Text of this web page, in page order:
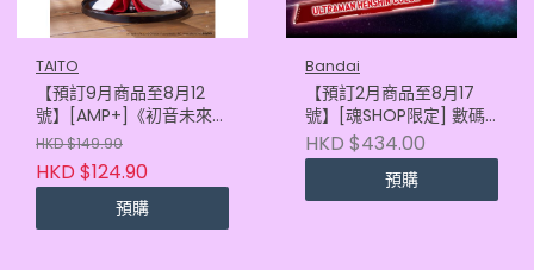
TAITO
【預訂9月商品至8月12
號】[AMP+]《初音未來》
雪初音 -ALL STARS
2013ver-
(840342405657)
HKD $149.90
HKD $124.90
預購
Bandai
【預訂2月商品至8月17
號】[魂SHOP限定] 數碼
暴龍女怪獸彩色機 超人60
週年 變身紅色
(4582770021288)
HKD $434.00
預購